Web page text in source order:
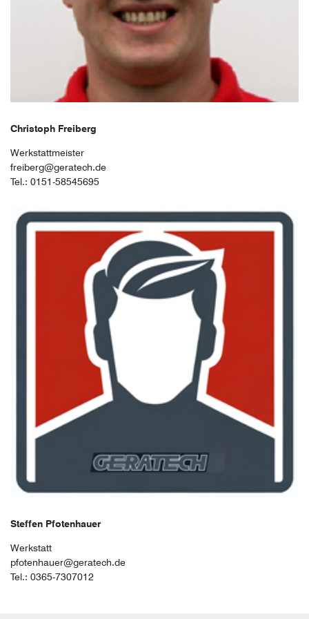
Christoph Freiberg
Werkstattmeister
freiberg@geratech.de
Tel.: 0151-58545695
Steffen Pfotenhauer
Werkstatt
pfotenhauer@geratech.de
Tel.: 0365-7307012